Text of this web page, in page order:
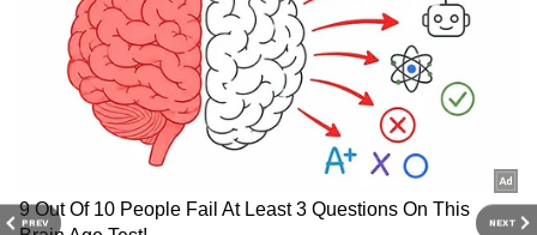
PREV NEXT
LATEST VIDEOS